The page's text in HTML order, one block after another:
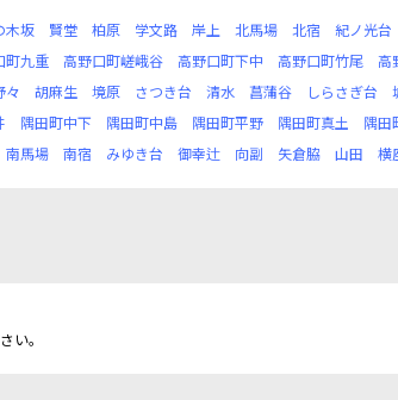
木坂 賢堂 柏原 学文路 岸上 北馬場 北宿 紀ノ光台
町九重 高野口町嵯峨谷 高野口町下中 高野口町竹尾 高
々 胡麻生 境原 さつき台 清水 菖蒲谷 しらさぎ台
隅田町中下 隅田町中島 隅田町平野 隅田町真土 隅田
南馬場 南宿 みゆき台 御幸辻 向副 矢倉脇 山田 横
い。